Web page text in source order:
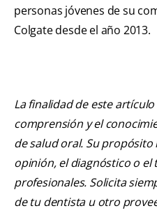
personas jóvenes de su
Colgate desde el año 2013.
La finalidad de este
comprensión y el
de salud oral. Su
opinión, el diagnóstico o
profesionales. Solicita
de tu dentista u otro